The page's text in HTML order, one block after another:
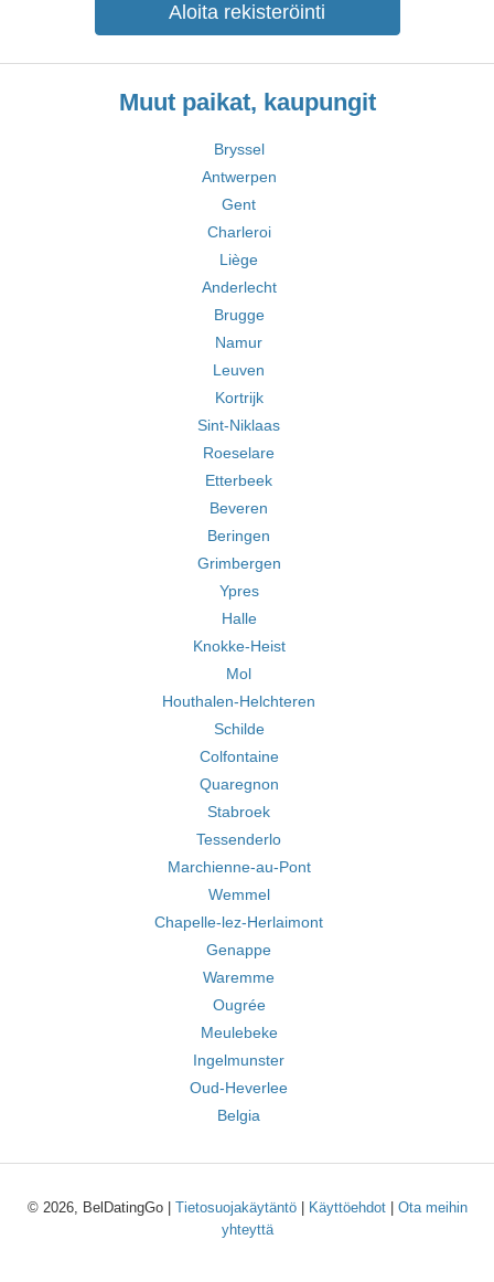
Aloita rekisteröinti
Muut paikat, kaupungit
Bryssel
Antwerpen
Gent
Charleroi
Liège
Anderlecht
Brugge
Namur
Leuven
Kortrijk
Sint-Niklaas
Roeselare
Etterbeek
Beveren
Beringen
Grimbergen
Ypres
Halle
Knokke-Heist
Mol
Houthalen-Helchteren
Schilde
Colfontaine
Quaregnon
Stabroek
Tessenderlo
Marchienne-au-Pont
Wemmel
Chapelle-lez-Herlaimont
Genappe
Waremme
Ougrée
Meulebeke
Ingelmunster
Oud-Heverlee
Belgia
© 2026, BelDatingGo | Tietosuojakäytäntö| Käyttöehdot| Ota meihin
yhteyttä